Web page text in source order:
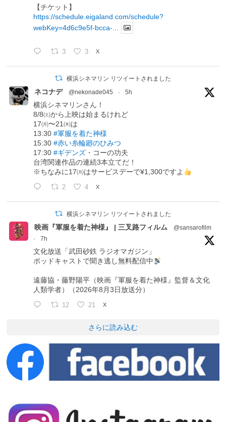
【チケット】
https://schedule.eigaland.com/schedule?
webKey=4d6c9e5f-bcca-...
3 3 X
横浜シネマリン リツイートされました
ネコナデ @nekonade045 · 5h
横浜シネマリンさん！
8/8㈯から上映は始まるけれど
17㈪〜21㈭は
13:30#軍服を着た神様
15:30#赤い糸輪廻のひみつ
17:30#ギデンズ ・コーの功夫
台湾関連作品の連続3本立てだ！
※ちなみに17㈪はサービスデーで¥1,300ですよ
2 4 X
横浜シネマリン リツイートされました
映画『軍服を着た神様』 | 三叉路フィルム
@sansarofilm
·
7h
文化放送「武田砂鉄 ラジオマガジン」
ポッドキャストで聞き逃し無料配信中
遠藤協・藤野陽平（映画『軍服を着た神様』監督＆文化
人類学者）（2026年8月3日放送分）
12 21 X
さらに読み込む